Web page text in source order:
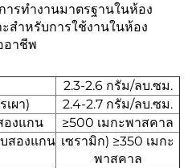
ารทำงานมาตรฐานในห้อง
สำหรับการใช้งานในห้อง
อาชีพ
2.3-2.6 กรัม/ลบ.ซม.
ผา)
2.4-2.7 กรัม/ลบ.ซม.
องแกน
≥500 เมกะพาสคาล
สองแกน เซรามิก) ≥350 เมกะ
พาสคาล